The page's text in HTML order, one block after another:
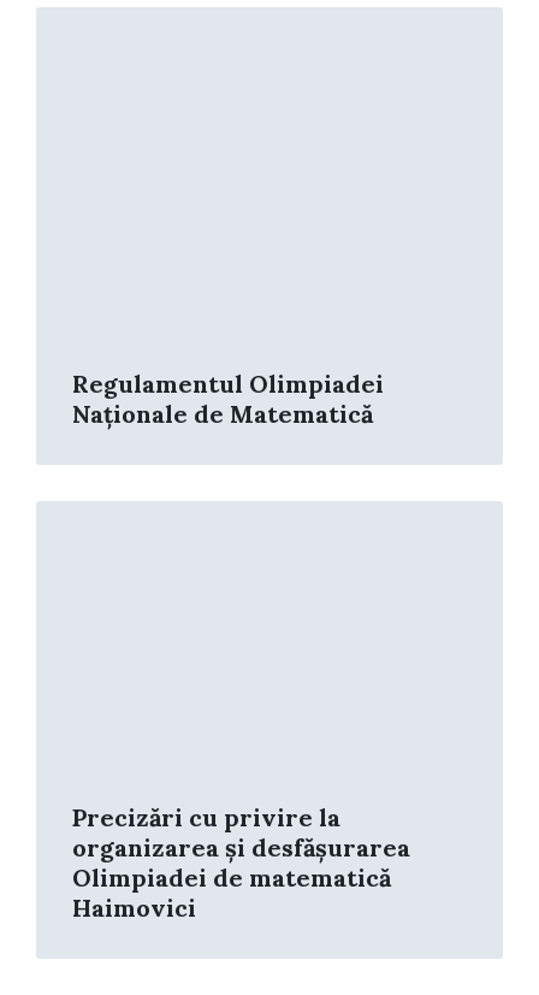
Regulamentul Olimpiadei
Naționale de Matematică
Read
Precizări cu privire la
organizarea și desfășurarea
Olimpiadei de matematică
Haimovici
Read